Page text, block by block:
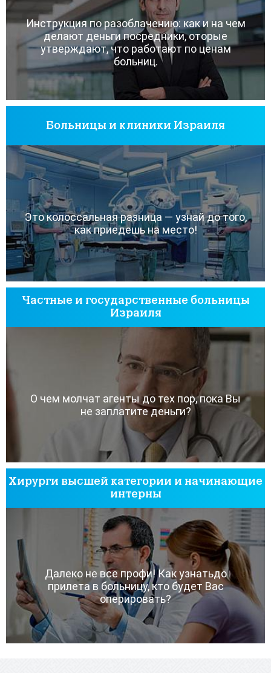
Инструкция по разоблачению: как и на чем
делают деньги посредники, оторые
утверждают, что работают по ценам
больниц.
Больницы и клиники Израиля
Это колоссальная разница — узнай до того,
как приедешь на место!
Частные и государственные больницы
Израиля
О чем молчат агенты до тех пор, пока Вы
не заплатите деньги?
Хирурги высшей категории и начинающие
интерны
Далеко не все профи! Как узнатьдо
прилета в больницу, кто будет Вас
оперировать?